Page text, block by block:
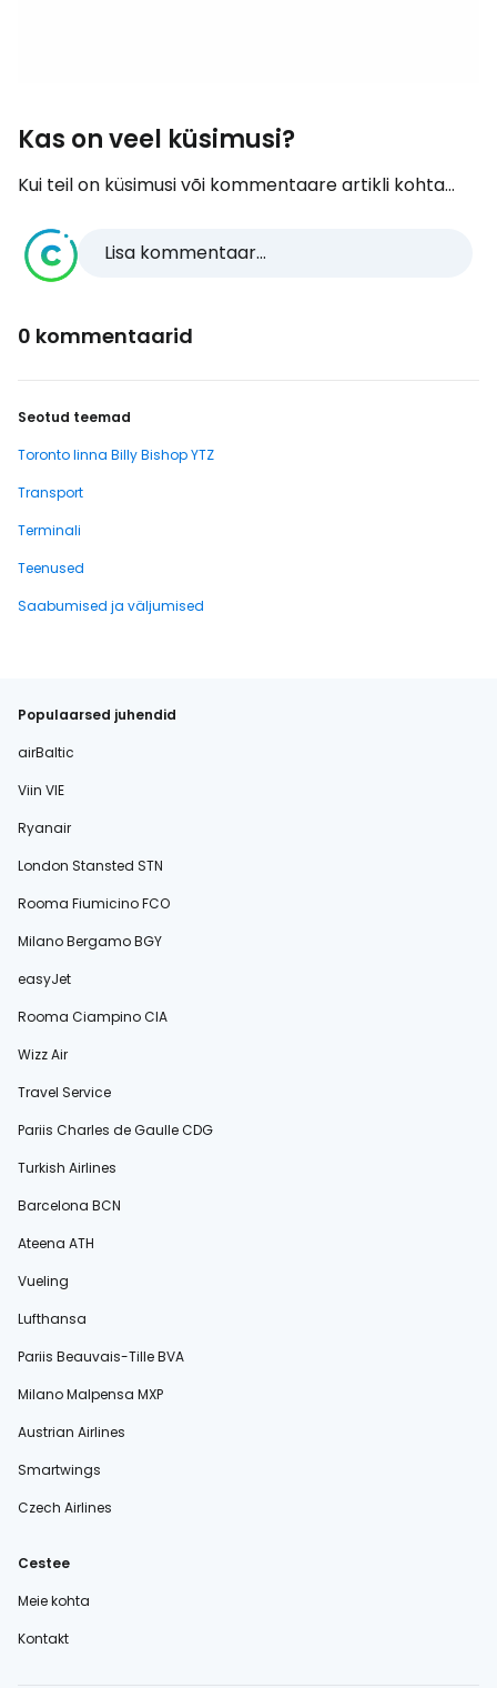
Kas on veel küsimusi?
Kui teil on küsimusi või kommentaare artikli kohta...
Lisa kommentaar...
0 kommentaarid
Seotud teemad
Toronto linna Billy Bishop YTZ
Transport
Terminali
Teenused
Saabumised ja väljumised
Populaarsed juhendid
airBaltic
Viin VIE
Ryanair
London Stansted STN
Rooma Fiumicino FCO
Milano Bergamo BGY
easyJet
Rooma Ciampino CIA
Wizz Air
Travel Service
Pariis Charles de Gaulle CDG
Turkish Airlines
Barcelona BCN
Ateena ATH
Vueling
Lufthansa
Pariis Beauvais-Tille BVA
Milano Malpensa MXP
Austrian Airlines
Smartwings
Czech Airlines
Cestee
Meie kohta
Kontakt